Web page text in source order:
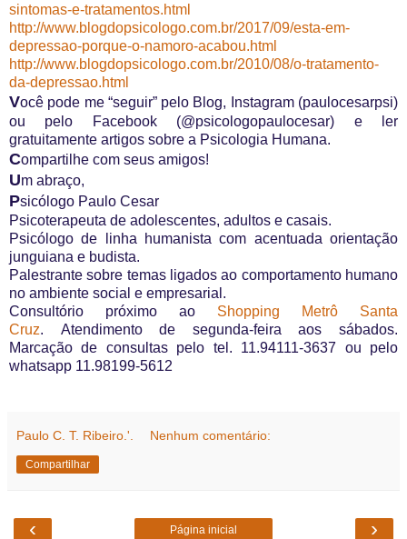
sintomas-e-tratamentos.html
http://www.blogdopsicologo.com.br/2017/09/esta-em-
depressao-porque-o-namoro-acabou.html
http://www.blogdopsicologo.com.br/2010/08/o-tratamento-
da-depressao.html
Você pode me “seguir” pelo Blog, Instagram (paulocesarpsi)
ou pelo Facebook (@psicologopaulocesar) e ler
gratuitamente artigos sobre a Psicologia Humana.
Compartilhe com seus amigos!
Um abraço,
Psicólogo Paulo Cesar
Psicoterapeuta de adolescentes, adultos e casais.
Psicólogo de linha humanista com acentuada orientação
junguiana e budista.
Palestrante sobre temas ligados ao comportamento humano
no ambiente social e empresarial.
Consultório próximo ao Shopping Metrô Santa
Cruz. Atendimento de segunda-feira aos sábados.
Marcação de consultas pelo tel. 11.94111-3637 ou pelo
whatsapp 11.98199-5612
Paulo C. T. Ribeiro.'. Nenhum comentário:
Compartilhar
‹ ›
Página inicial